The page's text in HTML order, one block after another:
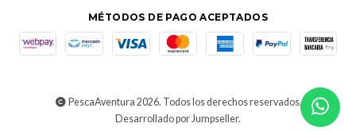
MÉTODOS DE PAGO ACEPTADOS
PescaAventura 2026. Todos los derechos reservados.
Desarrollado por Jumpseller.